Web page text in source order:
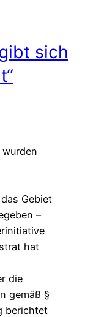
sich
wurden
Gebiet
–
hat
die
gemäß §
berichtet